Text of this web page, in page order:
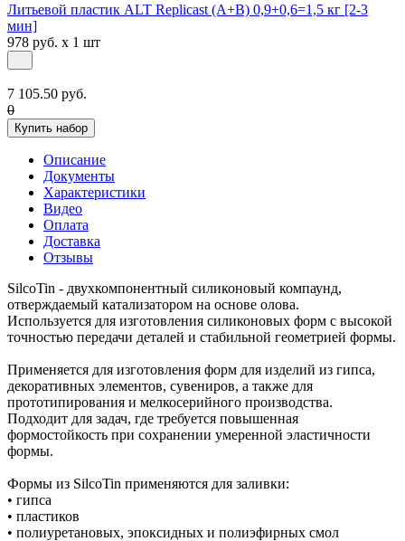
Литьевой пластик ALT Replicast (А+В) 0,9+0,6=1,5 кг [2-3
мин]
978 руб. x 1 шт
7 105.50 руб.
0
Купить набор
Описание
Документы
Характеристики
Видео
Оплата
Доставка
Отзывы
SilcoTin - двухкомпонентный силиконовый компаунд,
отверждаемый катализатором на основе олова.
Используется для изготовления силиконовых форм с высокой
точностью передачи деталей и стабильной геометрией формы.
Применяется для изготовления форм для изделий из гипса,
декоративных элементов, сувениров, а также для
прототипирования и мелкосерийного производства.
Подходит для задач, где требуется повышенная
формостойкость при сохранении умеренной эластичности
формы.
Формы из SilcoTin применяются для заливки:
• гипса
• пластиков
• полиуретановых, эпоксидных и полиэфирных смол